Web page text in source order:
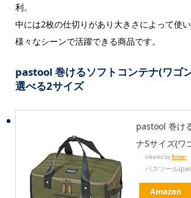
利。
中には2枚の仕切りがあり大きさによって使
様々なシーンで活躍できる商品です。
pastool 巻けるソフトコンテナ(ワゴ
選べる2サイズ
pastool 巻け
ナSサイズ(ワ
created byRinker
パスツール
Amazon